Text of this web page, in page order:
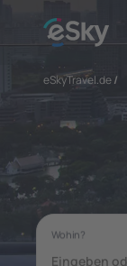
eSkyTravel.de/